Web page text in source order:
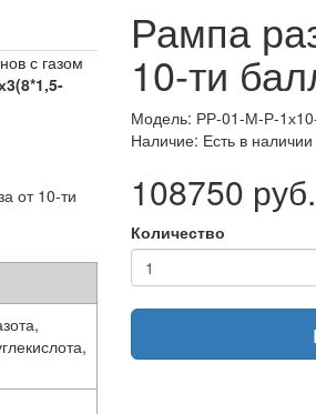
с газом
от 10-ти
Рампа
10-ти
Модель: РР-01-М-Р-
Наличие: Есть в наличии
108750
Количество